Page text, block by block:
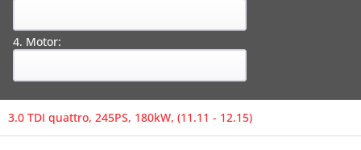
4. Motor:
3.0 TDI quattro, 245PS, 180kW, (11.11 - 12.15)